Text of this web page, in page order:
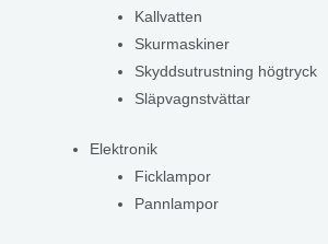
Kallvatten
Skurmaskiner
Skyddsutrustning högtryck
Släpvagnstvättar
Elektronik
Ficklampor
Pannlampor